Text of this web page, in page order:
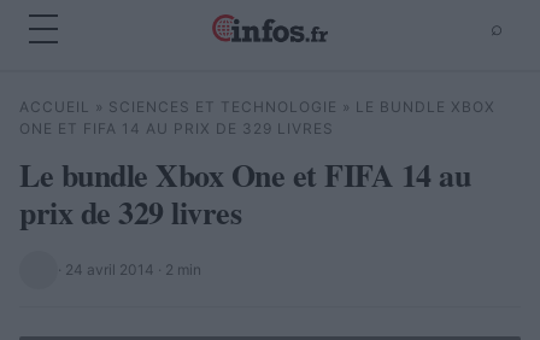
⌕
Rechercher ⌕ ×
ACCUEIL » SCIENCES ET TECHNOLOGIE » LE BUNDLE XBOX
ONE ET FIFA 14 AU PRIX DE 329 LIVRES
Le bundle Xbox One et FIFA 14 au
prix de 329 livres
· 24 avril 2014 · 2 min